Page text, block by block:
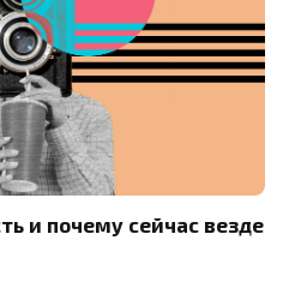
и почему сейчас везде